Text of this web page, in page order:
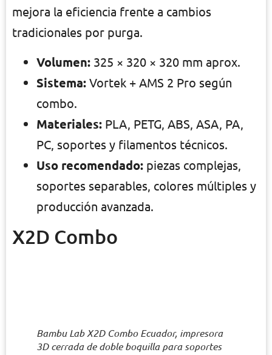
mejora la eficiencia frente a cambios
tradicionales por purga.
Volumen: 325 × 320 × 320 mm aprox.
Sistema: Vortek + AMS 2 Pro según
combo.
Materiales: PLA, PETG, ABS, ASA, PA,
PC, soportes y filamentos técnicos.
Uso recomendado: piezas complejas,
soportes separables, colores múltiples y
producción avanzada.
X2D Combo